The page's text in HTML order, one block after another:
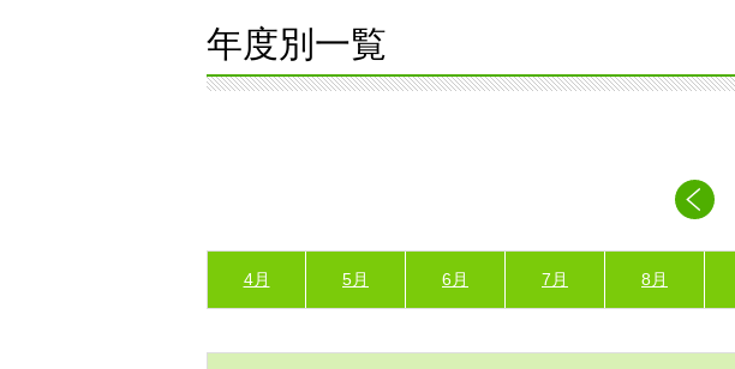
年度別一覧
4月 5月 6月 7月 8月